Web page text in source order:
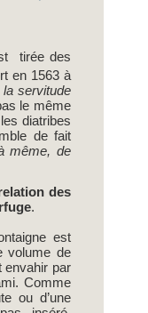
tirée des
en 1563 à
servitude
le même
diatribes
de fait
même, de
des
.
est
volume de
envahir par
Comme
ou d’une